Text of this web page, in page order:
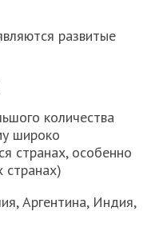
развитые
количества
широко
странах, особенно
странах)
Аргентина, Индия,